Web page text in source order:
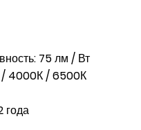
75 лм / Вт
/ 4000К / 6500К
года